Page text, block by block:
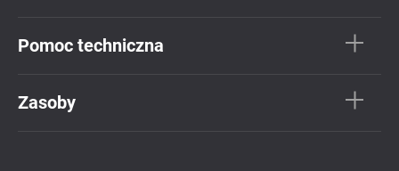
Pomoc techniczna
Zasoby